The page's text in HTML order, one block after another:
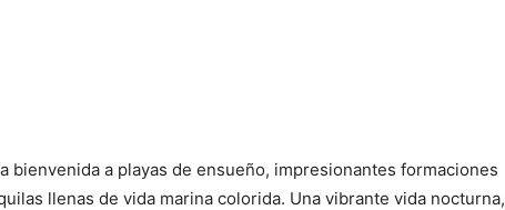
bienvenida a playas de ensueño, impresionantes formaciones
llenas de vida marina colorida. Una vibrante vida nocturna,